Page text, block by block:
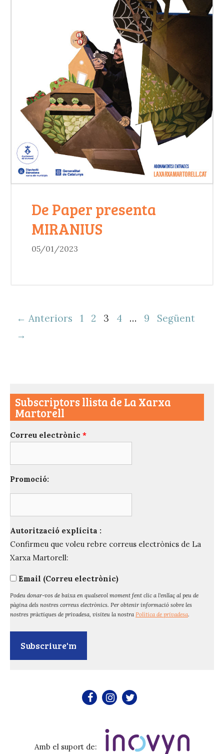
De Paper presenta
MIRANIUS
05/01/2023
Navegació
← Anteriors 1 2 3 4 … 9
Següent
→
Subscriptors llista de La Xarxa
Martorell
Correu electrònic *
Promoció:
Autorització explícita :
Confirmeu que voleu rebre correus electrònics de La
Xarxa Martorell:
Email (Correu electrònic)
Podeu donar-vos de baixa en qualsevol moment fent clic a l'enllaç al peu de
pàgina dels nostres correus electrònics. Per obtenir informació sobre les
nostres pràctiques de privadesa, visiteu la nostra Política de privadesa.
Amb el suport de: